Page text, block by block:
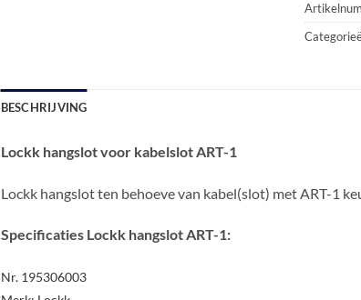
BESCHRIJVING
Lockk hangslot voor kabelslot ART-1
Lockk hangslot ten behoeve van kabel(slot) met ART-1
Specificaties Lockk hangslot ART-1:
Nr. 195306003